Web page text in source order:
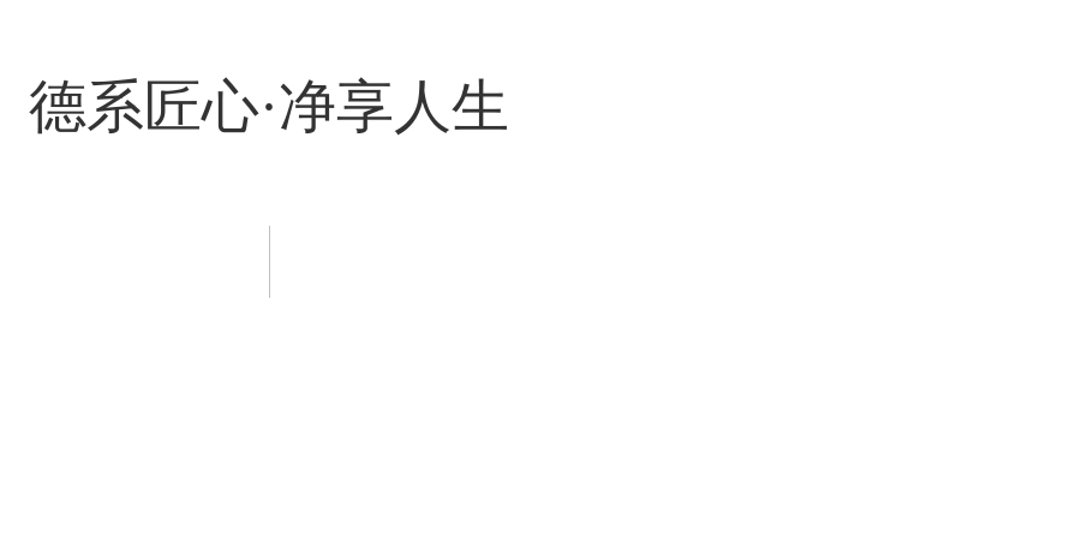
德系匠心·净享人生